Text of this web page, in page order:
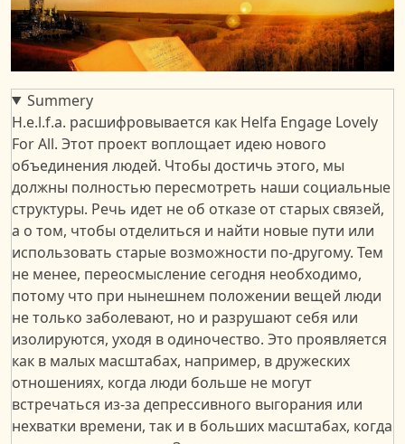
Summery
H.e.l.f.a. расшифровывается как Helfa Engage Lovely
For All. Этот проект воплощает идею нового
объединения людей. Чтобы достичь этого, мы
должны полностью пересмотреть наши социальные
структуры. Речь идет не об отказе от старых связей,
а о том, чтобы отделиться и найти новые пути или
использовать старые возможности по-другому. Тем
не менее, переосмысление сегодня необходимо,
потому что при нынешнем положении вещей люди
не только заболевают, но и разрушают себя или
изолируются, уходя в одиночество. Это проявляется
как в малых масштабах, например, в дружеских
отношениях, когда люди больше не могут
встречаться из-за депрессивного выгорания или
нехватки времени, так и в больших масштабах, когда